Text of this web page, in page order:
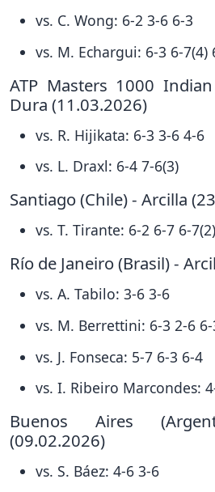
vs. C. Wong: 6-2 3-6 6-3
vs. M. Echargui: 6-3 6-7(4)
ATP Masters 1000
Dura (11.03.2026)
vs. R. Hijikata: 6-3 3-6 4-6
vs. L. Draxl: 6-4 7-6(3)
Santiago (Chile) - Arcilla
vs. T. Tirante: 6-2 6-7 6-7(2)
Río de Janeiro (Brasil) -
vs. A. Tabilo: 3-6 3-6
vs. M. Berrettini: 6-3 2-6 6-
vs. J. Fonseca: 5-7 6-3 6-4
vs. I. Ribeiro Marcondes:
Buenos Aires
(09.02.2026)
vs. S. Báez: 4-6 3-6